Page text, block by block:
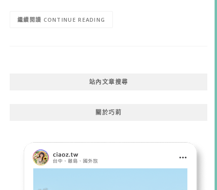
CONTINUE READING
站內文章搜尋
關於巧莉